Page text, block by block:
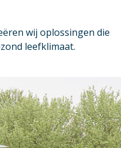
wij oplossingen die
leefklimaat.